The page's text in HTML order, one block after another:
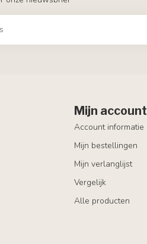
Mijn account
Account informatie
Mijn bestellingen
Mijn verlanglijst
Vergelijk
Alle producten